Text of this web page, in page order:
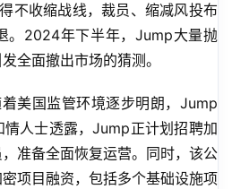
不收缩战线，裁员、缩减风投布
。2024年下半年，Jump大量抛
全面撤出市场的猜测。
美国监管环境逐步明朗，Jump
人士透露，Jump正计划招聘加
准备全面恢复运营。同时，该公
项目融资，包括多个基础设施项